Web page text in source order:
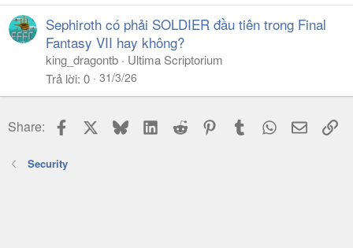
Sephiroth có phải SOLDIER đầu tiên trong Final
Fantasy VII hay không?
king_dragontb
Ultima Scriptorium
Trả lời 0 31/3/26
Share: Facebook BlueskyLinkedIn
Reddit PinterestTumblr WhatsApp
Email
Security